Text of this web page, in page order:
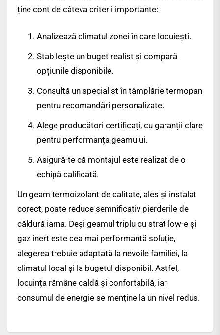
ține cont de câteva criterii importante:
Analizează climatul zonei în care locuiești.
Stabilește un buget realist și compară
opțiunile disponibile.
Consultă un specialist în tâmplărie termopan
pentru recomandări personalizate.
Alege producători certificați, cu garanții clare
pentru performanța geamului.
Asigură-te că montajul este realizat de o
echipă calificată.
Un geam termoizolant de calitate, ales și instalat
corect, poate reduce semnificativ pierderile de
căldură iarna. Deși geamul triplu cu strat low-e și
gaz inert este cea mai performantă soluție,
alegerea trebuie adaptată la nevoile familiei, la
climatul local și la bugetul disponibil. Astfel,
locuința rămâne caldă și confortabilă, iar
consumul de energie se menține la un nivel redus.